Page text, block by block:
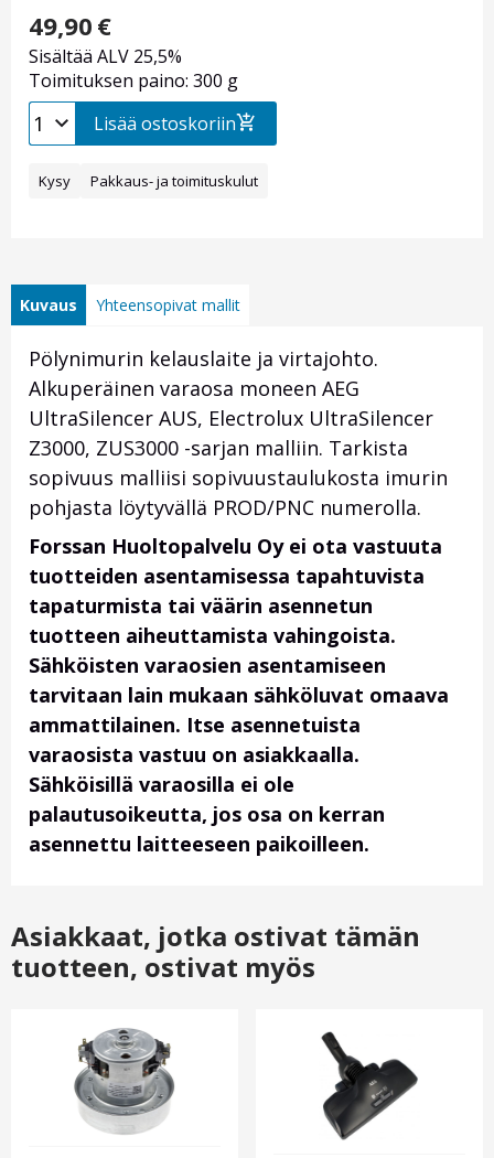
49,90 €
Sisältää ALV 25,5%
Toimituksen paino: 300 g
Lisää ostoskoriin
Kysy Pakkaus- ja toimituskulut
Kuvaus Yhteensopivat mallit
Pölynimurin kelauslaite ja virtajohto.
Alkuperäinen varaosa moneen AEG
UltraSilencer AUS, Electrolux UltraSilencer
Z3000, ZUS3000 -sarjan malliin. Tarkista
sopivuus malliisi sopivuustaulukosta imurin
pohjasta löytyvällä PROD/PNC numerolla.
Forssan Huoltopalvelu Oy ei ota vastuuta
tuotteiden asentamisessa tapahtuvista
tapaturmista tai väärin asennetun
tuotteen aiheuttamista vahingoista.
Sähköisten varaosien asentamiseen
tarvitaan lain mukaan sähköluvat omaava
ammattilainen. Itse asennetuista
varaosista vastuu on asiakkaalla.
Sähköisillä varaosilla ei ole
palautusoikeutta, jos osa on kerran
asennettu laitteeseen paikoilleen.
Asiakkaat, jotka ostivat tämän
tuotteen, ostivat myös